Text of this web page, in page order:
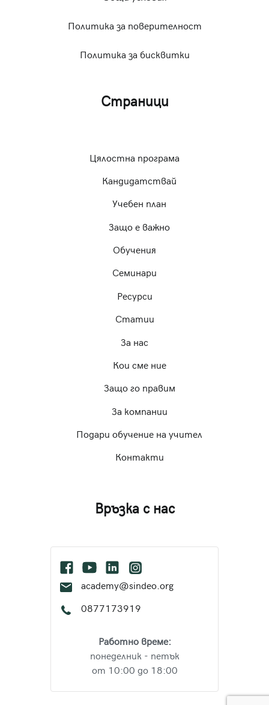
Политика за поверителност
Политика за бисквитки
Страници
Цялостна програма
Кандидатствай
Учебен план
Защо е важно
Обучения
Семинари
Ресурси
Статии
За нас
Кои сме ние
Защо го правим
За компании
Подари обучение на учител
Контакти
Връзка с нас
academy@sindeo.org
0877173919
Работно време:
понеделник - петък
от 10:00 до 18:00